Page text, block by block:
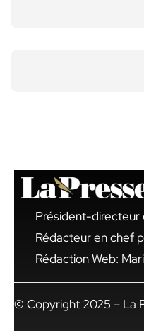
Président-directeur
Rédacteur en chef
Rédaction Web:
© Copyright 2025 – La